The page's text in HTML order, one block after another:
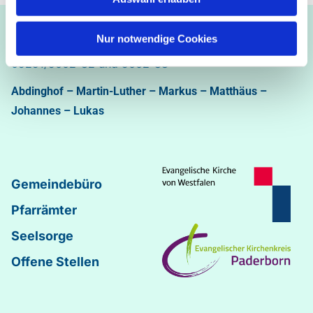
Nur notwendige Cookies
Ev.-luth. Kirchengemeinde Paderborn
Bastfelder Weg 30 - 33098 Paderborn
05251/5002-32 und 5002-33
Abdinghof – Martin-Luther – Markus – Matthäus –
Johannes – Lukas
Gemeindebüro
Pfarrämter
Seelsorge
Offene Stellen